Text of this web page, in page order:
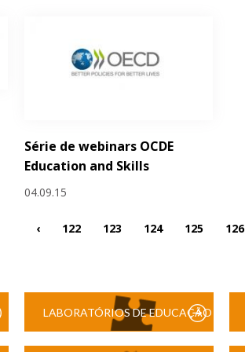
Série de webinars OCDE
Education and Skills
04.09.15
‹ 122 123 124 125 126
LABORATÓRIOS DE EDUCAÇÃO